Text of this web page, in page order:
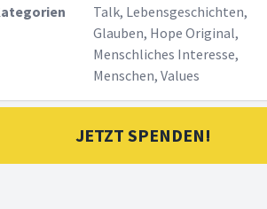
Talk, Lebensgeschichten,
Glauben, Hope Original,
Menschliches Interesse,
Menschen, Values
JETZT SPENDEN!